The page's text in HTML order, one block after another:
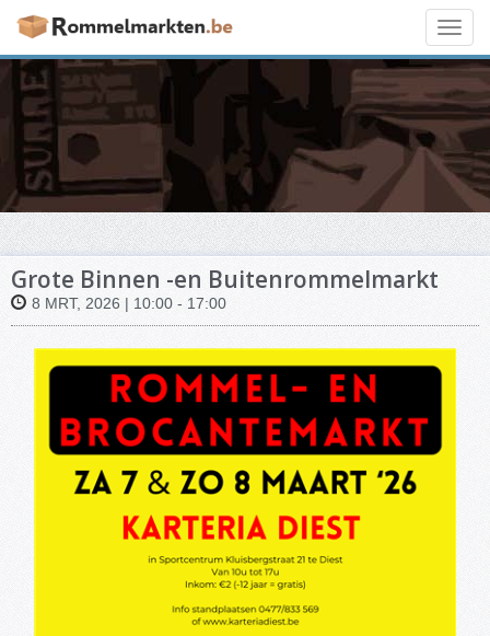
Grote Binnen -en Buitenrommelmarkt
8 MRT, 2026 | 10:00 - 17:00